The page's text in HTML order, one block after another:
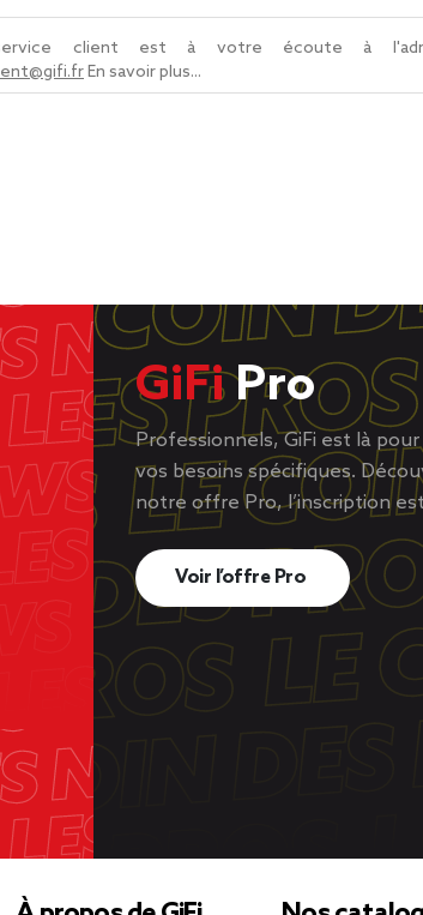
client est à votre écoute à
En savoir plus...
GiFiPro
Professionnels, GiFi est là
vos besoins spécifiques.
notre offre Pro, l’inscription
Voir l’offre Pro